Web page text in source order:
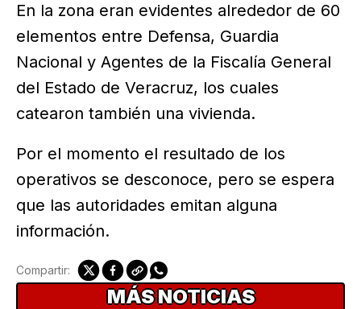
En la zona eran evidentes alrededor de 60
elementos entre Defensa, Guardia
Nacional y Agentes de la Fiscalía General
del Estado de Veracruz, los cuales
catearon también una vivienda.
Por el momento el resultado de los
operativos se desconoce, pero se espera
que las autoridades emitan alguna
información.
Compartir:
MÁS NOTICIAS